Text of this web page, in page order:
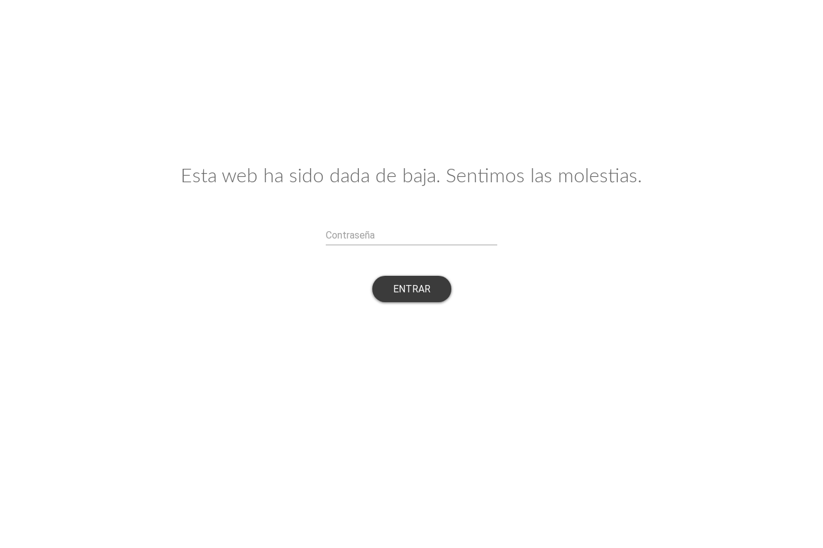
Esta web ha sido dada de baja. Sentimos las molestias.
Contraseña
ENTRAR